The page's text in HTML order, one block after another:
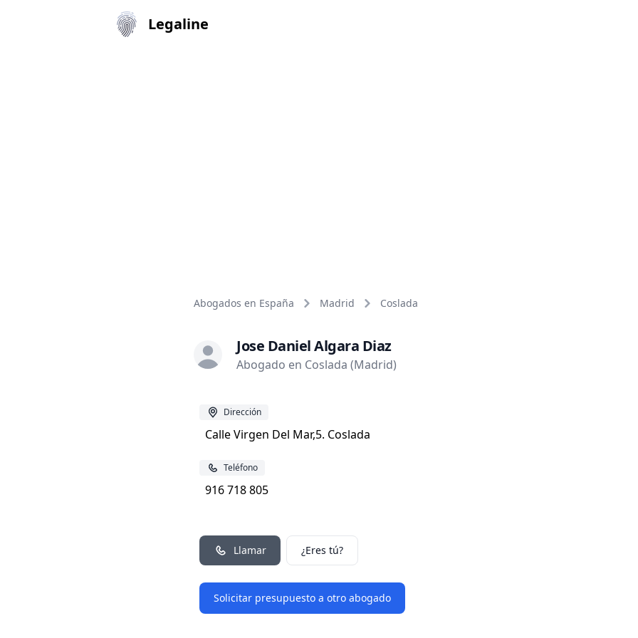
Legaline
Abogados en España Madrid Coslada
Jose Daniel Algara Diaz
Abogado en Coslada (Madrid)
Dirección
Calle Virgen Del Mar,5. Coslada
Teléfono
916 718 805
Llamar ¿Eres tú?
Solicitar presupuesto a otro abogado